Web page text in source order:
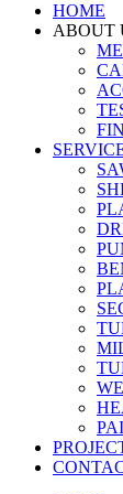
HOME
ABOUT